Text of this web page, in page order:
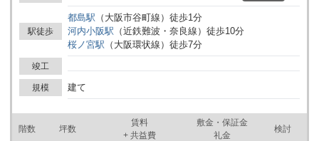
駅徒歩
都島駅 （ 大阪市谷町線 ） 徒歩1分
河内小阪駅 （近鉄難波・奈良線 ） 徒歩10分
桜ノ宮駅 （ 大阪環状線 ） 徒歩7分
竣工
規模 建て
階数 坪数
賃料
+ 共益費
敷金・保証金
礼金
検討